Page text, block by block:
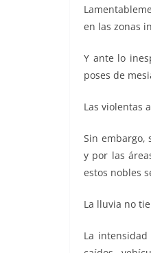
en las zonas
Y ante lo
poses de
Las violentas
Sin embargo,
y por las
estos nobles
La lluvia no
La